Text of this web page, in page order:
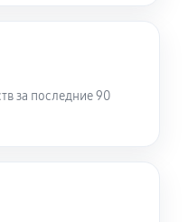
за последние 90